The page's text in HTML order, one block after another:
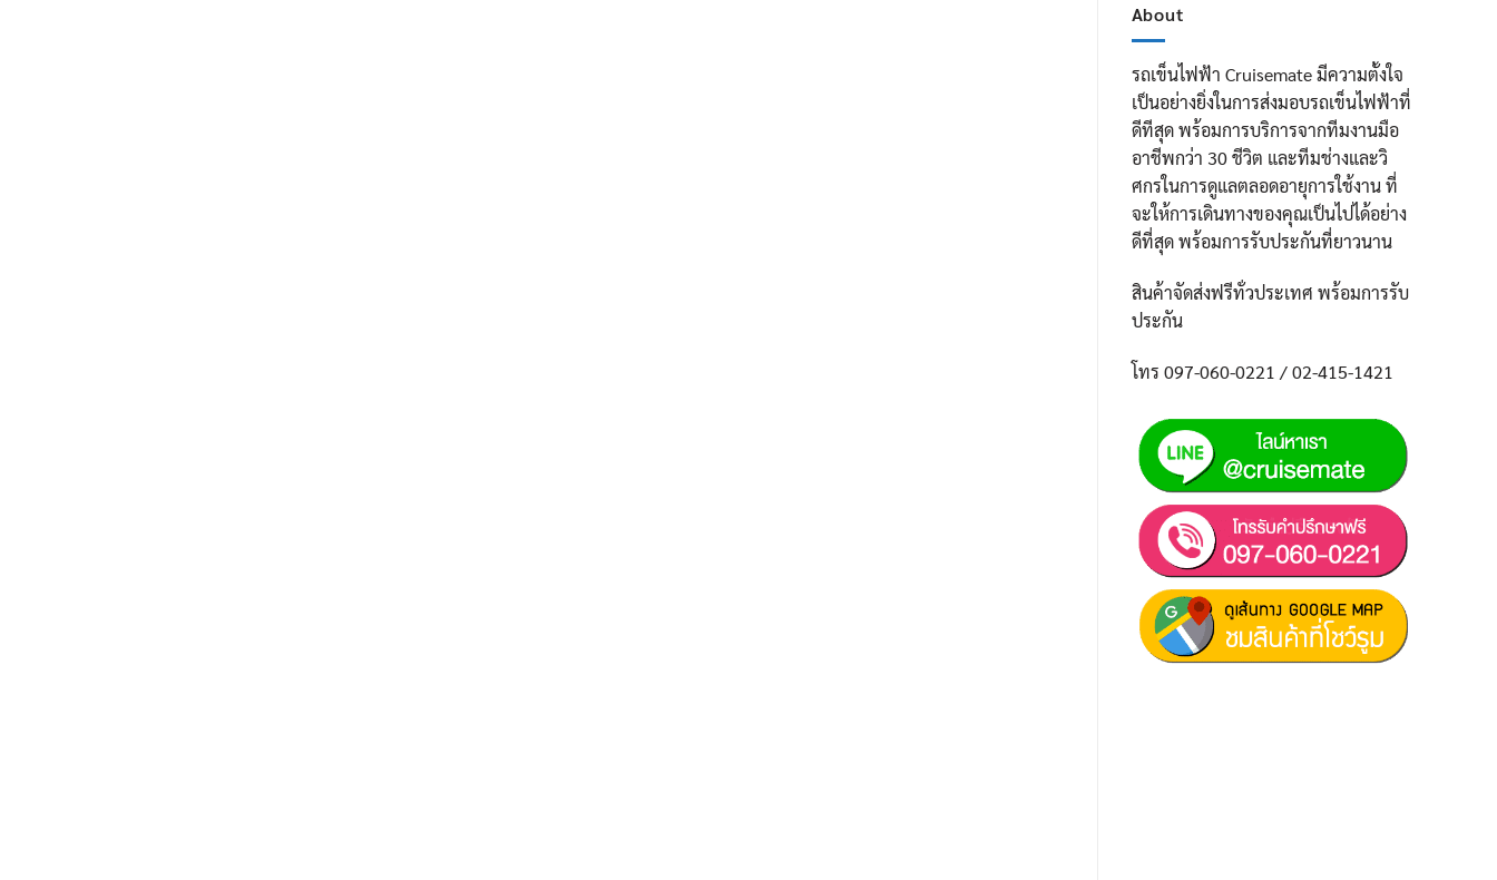
About
รถเข็นไฟฟ้า Cruisemate มีความตั้งใจ
เป็นอย่างยิ่งในการส่งมอบรถเข็นไฟฟ้าที่
ดีทีสุด พร้อมการบริการจากทีมงานมือ
อาชีพกว่า 30 ชีวิต และทีมช่างและวิ
ศกรในการดูแลตลอดอายุการใช้งาน ที่
จะให้การเดินทางของคุณเป็นไปได้อย่าง
ดีที่สุด พร้อมการรับประกันที่ยาวนาน
สินค้าจัดส่งฟรีทั่วประเทศ พร้อมการรับ
ประกัน
โทร 097-060-0221 / 02-415-1421